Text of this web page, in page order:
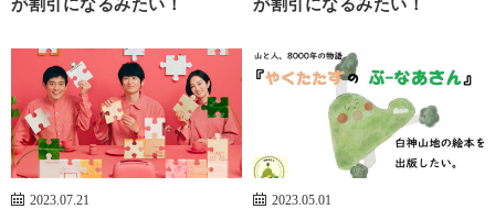
2023.07.21
2023.05.01